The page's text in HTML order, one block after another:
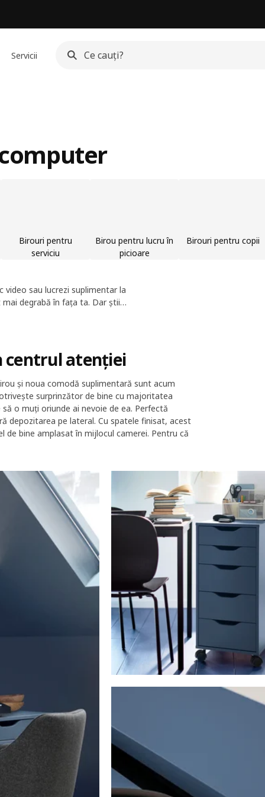
Servicii
Birouri pentru
serviciu
Birou pentru lucru în
picioare
Birouri pentru copii
video sau lucrezi suplimentar la
degrabă în fața ta. Dar știi
îndeplinirea sarcinilor, iar
centrul atenției
și noua comodă suplimentară sunt acum
surprinzător de bine cu majoritatea
o muți oriunde ai nevoie de ea. Perfectă
depozitarea pe lateral. Cu spatele finisat, acest
bine amplasat în mijlocul camerei. Pentru că